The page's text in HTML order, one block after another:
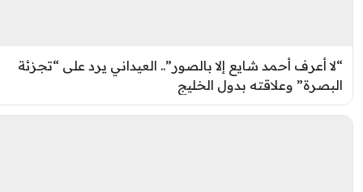
أعرف أحمد شايع إلا بالصور”.. العيداني يرد على “تجزئة
وعلاقته بدول الخليج